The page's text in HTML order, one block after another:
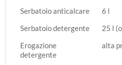
Serbatoio anticalcare
6 l
Serbatoio detergente
25 l
Erogazione
detergente
alta